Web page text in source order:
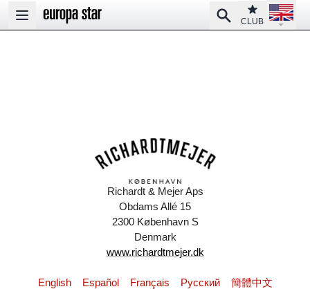
Open main menu
SearchClub
CLUB
Open
Richardt & Mejer Aps
Obdams Allé 15
2300 København S
Denmark
www.richardtmejer.dk
English Español Français Pусский 簡體中文